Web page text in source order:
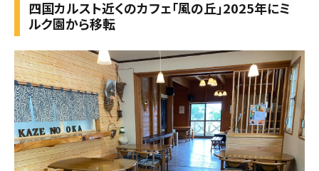
四国カルスト近くのカフェ「風の丘」2025年にミ
ルク園から移転